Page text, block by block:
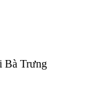
Bà Trưng